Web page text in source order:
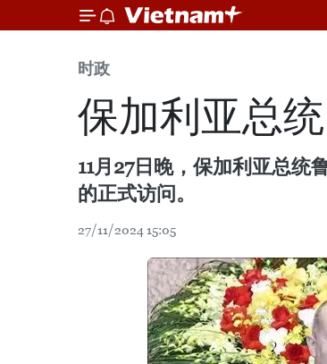
时政
保加利亚总
11月27日晚，保加利亚总统
的正式访问。
27/11/2024 15:05